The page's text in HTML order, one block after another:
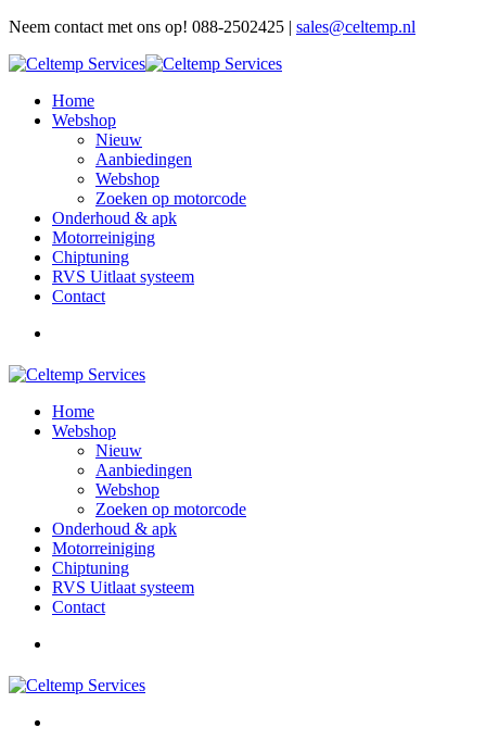
Neem contact met ons op! 088-2502425 | sales@celtemp.nl
Home
Webshop
Nieuw
Aanbiedingen
Webshop
Zoeken op motorcode
Onderhoud & apk
Motorreiniging
Chiptuning
RVS Uitlaat systeem
Contact
Home
Webshop
Nieuw
Aanbiedingen
Webshop
Zoeken op motorcode
Onderhoud & apk
Motorreiniging
Chiptuning
RVS Uitlaat systeem
Contact